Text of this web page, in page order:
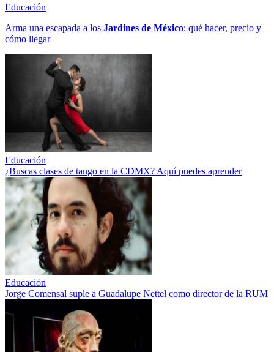
Educación
Arma una escapada a los Jardines de México: qué hacer, precio y
cómo llegar
Educación
¿Buscas clases de tango en la CDMX? Aquí puedes aprender
Educación
Jorge Comensal suple a Guadalupe Nettel como director de la RUM